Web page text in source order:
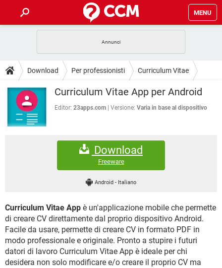
MENU
INTRATTENIMENTO ANDROID
iOS WINDOWS 10
INSTAGRAM WHATSAPP
TIKTOK
GUIDE
COVID-19 GAMING
INTRATTENIMENTO ANDROID
iOS
FACEBOOK
DOWNLOAD
COVID-19 GAMING
INTRATTENIMENTO
WINDOWS 10
WHATSAPP
FORUM
ANDROID
WINDOWS 10
WHATSAPP
HARDWARE
GAMING
INSTAGRAM WHATSAPP
TIKTOK FACEBOOK
HARDWARE
Download Per professionisti Curriculum Vitae
Curriculum Vitae App per Android
Editor: 23apps.com Versione: Varia in base al dispositivo
Download
Freeware
Android - Italiano
Curriculum Vitae App è un'applicazione mobile che permette
di creare CV direttamente dal proprio dispositivo Android.
Facile da usare, permette di creare CV in formato PDF in
modo professionale e originale. Pronto a stupire i futuri
datori di lavoro Curriculum Vitae App è ideale per chi
desidera non solo modificare e/o creare il proprio CV ma